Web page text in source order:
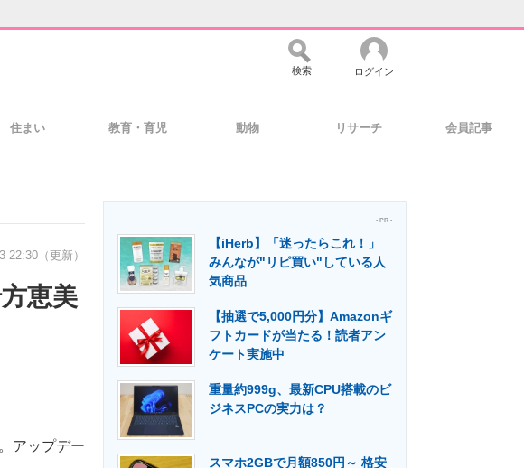
経営リーダーのコミュニティ マーケ×ITの今がよく分かる
製造業のIT導入・活用を支援
エネルギーの専門メディア 建設×テクノロジーの最前線
検索 ログイン
住まい 教育・育児 動物 リサーチ 会員記事
22:30（更新）
恵美
。アップデー
- PR -
【iHerb】「迷ったらこれ！」
みんなが"リピ買い"している人
気商品
【抽選で5,000円分】Amazonギ
フトカードが当たる！読者アン
ケート実施中
重量約999g、最新CPU搭載のビ
ジネスPCの実力は？
スマホ2GBで月額850円～ 格安